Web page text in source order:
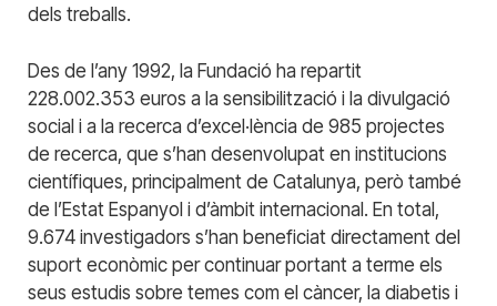
dels treballs.
Des de l’any 1992, la Fundació ha repartit
228.002.353 euros a la sensibilització i la divulgació
social i a la recerca d’excel·lència de 985 projectes
de recerca, que s’han desenvolupat en institucions
científiques, principalment de Catalunya, però també
de l’Estat Espanyol i d’àmbit internacional. En total,
9.674 investigadors s’han beneficiat directament del
suport econòmic per continuar portant a terme els
seus estudis sobre temes com el càncer, la diabetis i